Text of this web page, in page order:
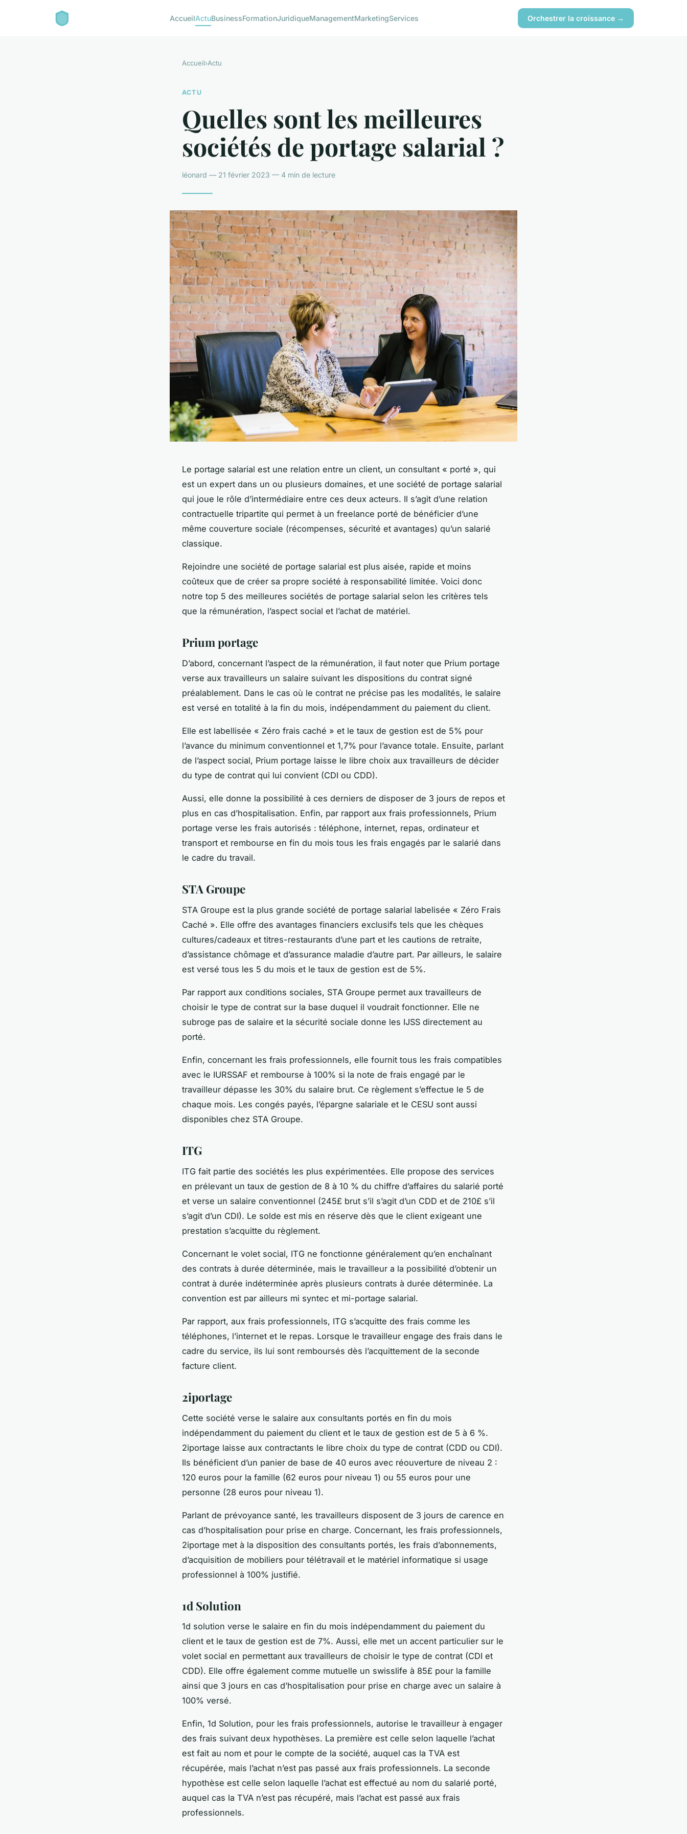
AccueilActuBusinessFormationJuridiqueManagementMarketingServices Orchestrer la croissance →
Accueil›Actu
ACTU
Quelles sont les meilleures
sociétés de portage salarial ?
léonard — 21 février 2023 — 4 min de lecture
Le portage salarial est une relation entre un client, un consultant « porté », qui
est un expert dans un ou plusieurs domaines, et une société de portage salarial
qui joue le rôle d’intermédiaire entre ces deux acteurs. Il s’agit d’une relation
contractuelle tripartite qui permet à un freelance porté de bénéficier d’une
même couverture sociale (récompenses, sécurité et avantages) qu’un salarié
classique.
Rejoindre une société de portage salarial est plus aisée, rapide et moins
coûteux que de créer sa propre société à responsabilité limitée. Voici donc
notre top 5 des meilleures sociétés de portage salarial selon les critères tels
que la rémunération, l’aspect social et l’achat de matériel.
Prium portage
D’abord, concernant l’aspect de la rémunération, il faut noter que Prium portage
verse aux travailleurs un salaire suivant les dispositions du contrat signé
préalablement. Dans le cas où le contrat ne précise pas les modalités, le salaire
est versé en totalité à la fin du mois, indépendamment du paiement du client.
Elle est labellisée « Zéro frais caché » et le taux de gestion est de 5% pour
l’avance du minimum conventionnel et 1,7% pour l’avance totale. Ensuite, parlant
de l’aspect social, Prium portage laisse le libre choix aux travailleurs de décider
du type de contrat qui lui convient (CDI ou CDD).
Aussi, elle donne la possibilité à ces derniers de disposer de 3 jours de repos et
plus en cas d’hospitalisation. Enfin, par rapport aux frais professionnels, Prium
portage verse les frais autorisés : téléphone, internet, repas, ordinateur et
transport et rembourse en fin du mois tous les frais engagés par le salarié dans
le cadre du travail.
STA Groupe
STA Groupe est la plus grande société de portage salarial labelisée « Zéro Frais
Caché ». Elle offre des avantages financiers exclusifs tels que les chèques
cultures/cadeaux et titres-restaurants d’une part et les cautions de retraite,
d’assistance chômage et d’assurance maladie d’autre part. Par ailleurs, le salaire
est versé tous les 5 du mois et le taux de gestion est de 5%.
Par rapport aux conditions sociales, STA Groupe permet aux travailleurs de
choisir le type de contrat sur la base duquel il voudrait fonctionner. Elle ne
subroge pas de salaire et la sécurité sociale donne les IJSS directement au
porté.
Enfin, concernant les frais professionnels, elle fournit tous les frais compatibles
avec le IURSSAF et rembourse à 100% si la note de frais engagé par le
travailleur dépasse les 30% du salaire brut. Ce règlement s’effectue le 5 de
chaque mois. Les congés payés, l’épargne salariale et le CESU sont aussi
disponibles chez STA Groupe.
ITG
ITG fait partie des sociétés les plus expérimentées. Elle propose des services
en prélevant un taux de gestion de 8 à 10 % du chiffre d’affaires du salarié porté
et verse un salaire conventionnel (245£ brut s’il s’agit d’un CDD et de 210£ s’il
s’agit d’un CDI). Le solde est mis en réserve dès que le client exigeant une
prestation s’acquitte du règlement.
Concernant le volet social, ITG ne fonctionne généralement qu’en enchaînant
des contrats à durée déterminée, mais le travailleur a la possibilité d’obtenir un
contrat à durée indéterminée après plusieurs contrats à durée déterminée. La
convention est par ailleurs mi syntec et mi-portage salarial.
Par rapport, aux frais professionnels, ITG s’acquitte des frais comme les
téléphones, l’internet et le repas. Lorsque le travailleur engage des frais dans le
cadre du service, ils lui sont remboursés dès l’acquittement de la seconde
facture client.
2iportage
Cette société verse le salaire aux consultants portés en fin du mois
indépendamment du paiement du client et le taux de gestion est de 5 à 6 %.
2iportage laisse aux contractants le libre choix du type de contrat (CDD ou CDI).
Ils bénéficient d’un panier de base de 40 euros avec réouverture de niveau 2 :
120 euros pour la famille (62 euros pour niveau 1) ou 55 euros pour une
personne (28 euros pour niveau 1).
Parlant de prévoyance santé, les travailleurs disposent de 3 jours de carence en
cas d’hospitalisation pour prise en charge. Concernant, les frais professionnels,
2iportage met à la disposition des consultants portés, les frais d’abonnements,
d’acquisition de mobiliers pour télétravail et le matériel informatique si usage
professionnel à 100% justifié.
1d Solution
1d solution verse le salaire en fin du mois indépendamment du paiement du
client et le taux de gestion est de 7%. Aussi, elle met un accent particulier sur le
volet social en permettant aux travailleurs de choisir le type de contrat (CDI et
CDD). Elle offre également comme mutuelle un swisslife à 85£ pour la famille
ainsi que 3 jours en cas d’hospitalisation pour prise en charge avec un salaire à
100% versé.
Enfin, 1d Solution, pour les frais professionnels, autorise le travailleur à engager
des frais suivant deux hypothèses. La première est celle selon laquelle l’achat
est fait au nom et pour le compte de la société, auquel cas la TVA est
récupérée, mais l’achat n’est pas passé aux frais professionnels. La seconde
hypothèse est celle selon laquelle l’achat est effectué au nom du salarié porté,
auquel cas la TVA n’est pas récupéré, mais l’achat est passé aux frais
professionnels.